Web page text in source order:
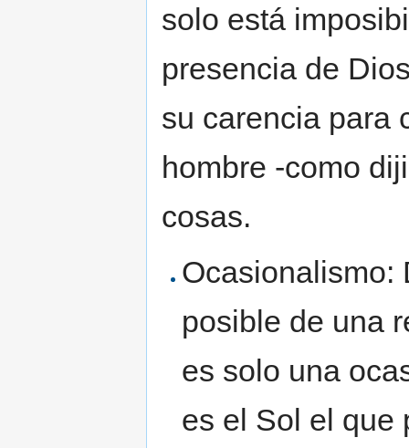
solo está
presencia de
su carencia para
hombre -como
cosas.
Ocasionalismo:
posible de una
es solo una
es el Sol el que